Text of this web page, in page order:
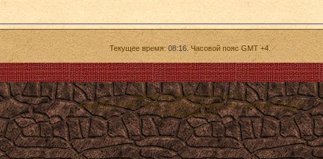
Текущее время:08:16. Часовой пояс GMT +4.
Powered by vBulletin® Version 3.8.7
Copyright ©2000 - 2026, vBulletin Solutions, Inc. Перевод:zCarot
© Monopoly Star